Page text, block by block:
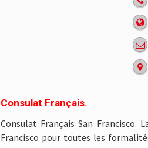
Consulat Français.
Consulat Français San Francisco.
Francisco pour toutes les